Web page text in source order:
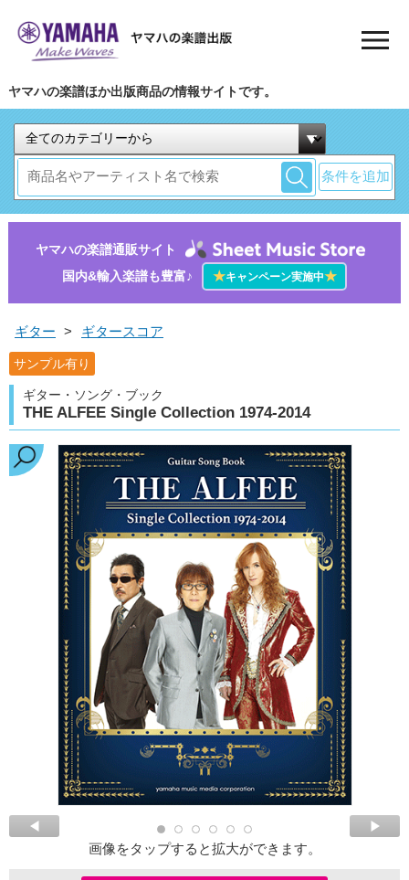
ヤマハの楽譜ほか出版商品の情報サイトです。
条件を追加
ヤマハの楽譜通販サイト
国内&輸入楽譜も豊富♪
★キャンペーン実施中★
ギター > ギタースコア
サンプル有り
ギター・ソング・ブック
THE ALFEE Single Collection 1974-2014
画像をタップすると拡大ができます。